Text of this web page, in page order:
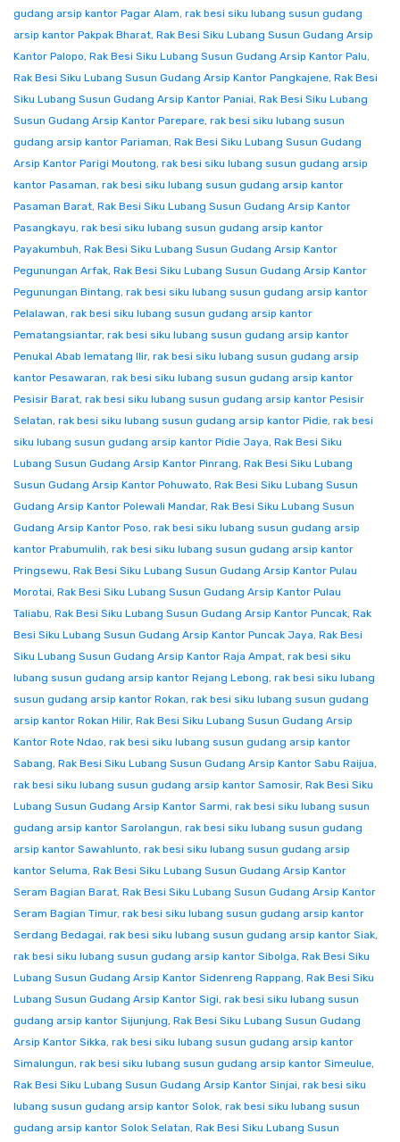
gudang arsip kantor Pagar Alam, rak besi siku lubang susun gudang
arsip kantor Pakpak Bharat, Rak Besi Siku Lubang Susun Gudang Arsip
Kantor Palopo, Rak Besi Siku Lubang Susun Gudang Arsip Kantor Palu,
Rak Besi Siku Lubang Susun Gudang Arsip Kantor Pangkajene, Rak Besi
Siku Lubang Susun Gudang Arsip Kantor Paniai, Rak Besi Siku Lubang
Susun Gudang Arsip Kantor Parepare, rak besi siku lubang susun
gudang arsip kantor Pariaman, Rak Besi Siku Lubang Susun Gudang
Arsip Kantor Parigi Moutong, rak besi siku lubang susun gudang arsip
kantor Pasaman, rak besi siku lubang susun gudang arsip kantor
Pasaman Barat, Rak Besi Siku Lubang Susun Gudang Arsip Kantor
Pasangkayu, rak besi siku lubang susun gudang arsip kantor
Payakumbuh, Rak Besi Siku Lubang Susun Gudang Arsip Kantor
Pegunungan Arfak, Rak Besi Siku Lubang Susun Gudang Arsip Kantor
Pegunungan Bintang, rak besi siku lubang susun gudang arsip kantor
Pelalawan, rak besi siku lubang susun gudang arsip kantor
Pematangsiantar, rak besi siku lubang susun gudang arsip kantor
Penukal Abab lematang Ilir, rak besi siku lubang susun gudang arsip
kantor Pesawaran, rak besi siku lubang susun gudang arsip kantor
Pesisir Barat, rak besi siku lubang susun gudang arsip kantor Pesisir
Selatan, rak besi siku lubang susun gudang arsip kantor Pidie, rak besi
siku lubang susun gudang arsip kantor Pidie Jaya, Rak Besi Siku
Lubang Susun Gudang Arsip Kantor Pinrang, Rak Besi Siku Lubang
Susun Gudang Arsip Kantor Pohuwato, Rak Besi Siku Lubang Susun
Gudang Arsip Kantor Polewali Mandar, Rak Besi Siku Lubang Susun
Gudang Arsip Kantor Poso, rak besi siku lubang susun gudang arsip
kantor Prabumulih, rak besi siku lubang susun gudang arsip kantor
Pringsewu, Rak Besi Siku Lubang Susun Gudang Arsip Kantor Pulau
Morotai, Rak Besi Siku Lubang Susun Gudang Arsip Kantor Pulau
Taliabu, Rak Besi Siku Lubang Susun Gudang Arsip Kantor Puncak, Rak
Besi Siku Lubang Susun Gudang Arsip Kantor Puncak Jaya, Rak Besi
Siku Lubang Susun Gudang Arsip Kantor Raja Ampat, rak besi siku
lubang susun gudang arsip kantor Rejang Lebong, rak besi siku lubang
susun gudang arsip kantor Rokan, rak besi siku lubang susun gudang
arsip kantor Rokan Hilir, Rak Besi Siku Lubang Susun Gudang Arsip
Kantor Rote Ndao, rak besi siku lubang susun gudang arsip kantor
Sabang, Rak Besi Siku Lubang Susun Gudang Arsip Kantor Sabu Raijua,
rak besi siku lubang susun gudang arsip kantor Samosir, Rak Besi Siku
Lubang Susun Gudang Arsip Kantor Sarmi, rak besi siku lubang susun
gudang arsip kantor Sarolangun, rak besi siku lubang susun gudang
arsip kantor Sawahlunto, rak besi siku lubang susun gudang arsip
kantor Seluma, Rak Besi Siku Lubang Susun Gudang Arsip Kantor
Seram Bagian Barat, Rak Besi Siku Lubang Susun Gudang Arsip Kantor
Seram Bagian Timur, rak besi siku lubang susun gudang arsip kantor
Serdang Bedagai, rak besi siku lubang susun gudang arsip kantor Siak,
rak besi siku lubang susun gudang arsip kantor Sibolga, Rak Besi Siku
Lubang Susun Gudang Arsip Kantor Sidenreng Rappang, Rak Besi Siku
Lubang Susun Gudang Arsip Kantor Sigi, rak besi siku lubang susun
gudang arsip kantor Sijunjung, Rak Besi Siku Lubang Susun Gudang
Arsip Kantor Sikka, rak besi siku lubang susun gudang arsip kantor
Simalungun, rak besi siku lubang susun gudang arsip kantor Simeulue,
Rak Besi Siku Lubang Susun Gudang Arsip Kantor Sinjai, rak besi siku
lubang susun gudang arsip kantor Solok, rak besi siku lubang susun
gudang arsip kantor Solok Selatan, Rak Besi Siku Lubang Susun